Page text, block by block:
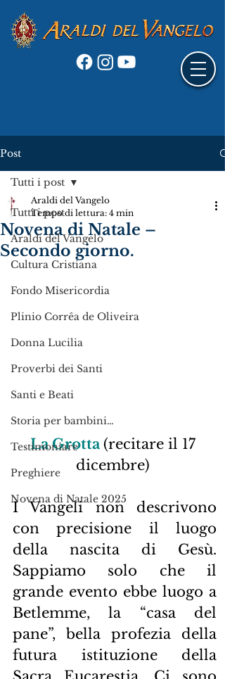
Post
Tutti i post
Araldi del Vangelo
Cultura Cristiana
Fondo Misericordia
Plinio Corrêa de Oliveira
Donna Lucilia
Proverbi dei Santi
Santi e Beati
Storia per bambini…
Testimoniare
Preghiere
Novena di Natale 2025
Tutti i post
Novena di Natale –
Secondo giorno.
Araldi del Vangelo
Tempo di lettura: 4 min
La Grotta (recitare il 17
dicembre)
I Vangeli non descrivono
con precisione il luogo
della nascita di Gesù.
Sappiamo solo che il
grande evento ebbe luogo a
Betlemme, la “casa del
pane”, bella profezia della
futura istituzione della